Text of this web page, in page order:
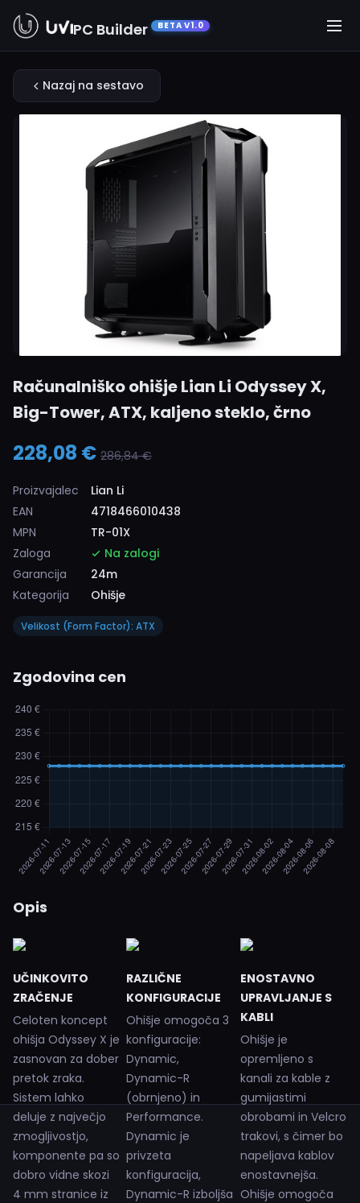
PC Builder BETA V1.0
Nazaj na sestavo
Računalniško ohišje Lian Li Odyssey X,
Big-Tower, ATX, kaljeno steklo, črno
228,08 € 286,84 €
Proizvajalec
Lian Li
EAN
4718466010438
MPN
TR-01X
Zaloga
Na zalogi
Garancija
24m
Kategorija
Ohišje
Velikost (Form Factor): ATX
Zgodovina cen
Opis
UČINKOVITO
ZRAČENJE
Celoten koncept
ohišja Odyssey X je
zasnovan za dober
pretok zraka.
Sistem lahko
deluje z največjo
zmogljivostjo,
komponente pa so
dobro vidne skozi
4 mm stranice iz
RAZLIČNE
KONFIGURACIJE
Ohišje omogoča 3
konfiguracije:
Dynamic,
Dynamic-R
(obrnjeno) in
Performance.
Dynamic je
privzeta
konfiguracija,
Dynamic-R izboljša
ENOSTAVNO
UPRAVLJANJE S
KABLI
Ohišje je
opremljeno s
kanali za kable z
gumijastimi
obrobami in Velcro
trakovi, s čimer bo
napeljava kablov
enostavnejša.
Ohišje omogoča